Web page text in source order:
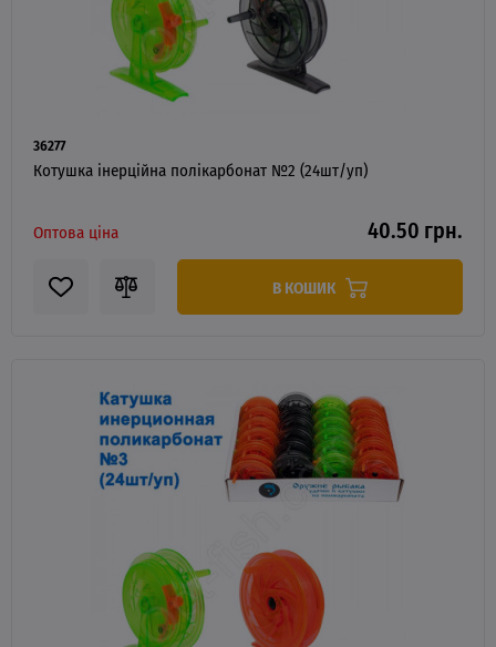
36277
Котушка інерційна полікарбонат №2 (24шт/уп)
Оптова ціна 40.50 грн.
В КОШИК